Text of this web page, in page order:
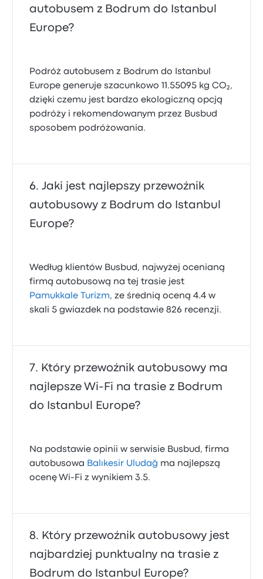
autobusem z Bodrum do Istanbul
Europe?
Podróż autobusem z Bodrum do Istanbul
Europe generuje szacunkowo 11.55095 kg CO₂,
dzięki czemu jest bardzo ekologiczną opcją
podróży i rekomendowanym przez Busbud
sposobem podróżowania.
Jaki jest najlepszy przewoźnik
autobusowy z Bodrum do Istanbul
Europe?
Według klientów Busbud, najwyżej ocenianą
firmą autobusową na tej trasie jest
Pamukkale Turizm, ze średnią oceną 4.4 w
skali 5 gwiazdek na podstawie 826 recenzji.
Który przewoźnik autobusowy ma
najlepsze Wi‑Fi na trasie z Bodrum
do Istanbul Europe?
Na podstawie opinii w serwisie Busbud, firma
autobusowa Balıkesir Uludağ ma najlepszą
ocenę Wi-Fi z wynikiem 3.5.
Który przewoźnik autobusowy jest
najbardziej punktualny na trasie z
Bodrum do Istanbul Europe?